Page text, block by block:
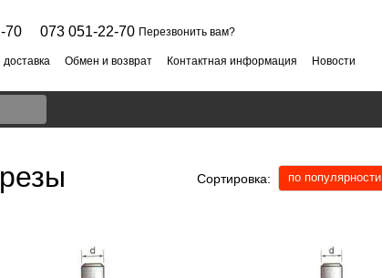
70 073 051-22-70 Перезвонить вам?
Обмен и возврат Контактная информация Новости
Сортировка: по популярности